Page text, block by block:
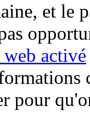
et le
web activé
pour